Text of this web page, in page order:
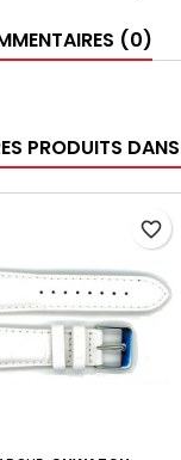
(0)
PRODUITS
favorite_border